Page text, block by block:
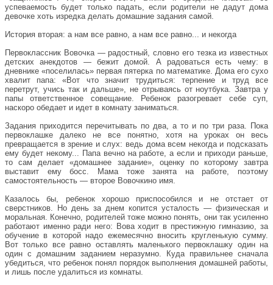
успеваемость будет только падать, если родители не дадут дома
девочке хоть изредка делать домашние задания самой.
История вторая: а нам все равно, а нам все равно... и некогда
Первоклассник Вовочка — радостный, словно его тезка из известных
детских анекдотов — бежит домой. А радоваться есть чему: в
дневнике «поселилась» первая пятерка по математике. Дома его сухо
хвалит папа: «Вот что значит трудиться: терпение и труд все
перетрут, учись так и дальше», не отрываясь от ноутбука. Завтра у
папы ответственное совещание. Ребенок разогревает себе суп,
наскоро обедает и идет в комнату заниматься.
Задания приходится перечитывать по два, а то и по три раза. Пока
первоклашке далеко не все понятно, хотя на уроках он весь
превращается в зрение и слух: ведь дома всем некогда и подсказать
ему будет некому... Папа вечно на работе, а если и приходи раньше,
то сам делает «домашнее задание», оценку по которому завтра
выставит ему босс. Мама тоже занята на работе, поэтому
самостоятельность — второе Вовочкино имя.
Казалось бы, ребенок хорошо приспособился и не отстает от
сверстников. Но день за днем копится усталость — физическая и
моральная. Конечно, родителей тоже можно понять, они так усиленно
работают именно ради него: Вова ходит в престижную гимназию, за
обучение в которой надо ежемесячно вносить кругленькую сумму.
Вот только все равно оставлять маленького первоклашку один на
один с домашним заданием неразумно. Куда правильнее сначала
убедиться, что ребенок понял порядок выполнения домашней работы,
и лишь после удалиться из комнаты.